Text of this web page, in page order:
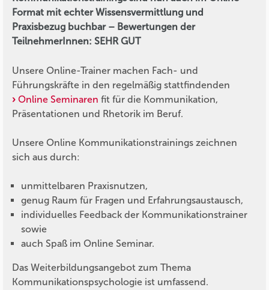
Format mit echter Wissensvermittlung und
Praxisbezug buchbar – Bewertungen der
TeilnehmerInnen: SEHR GUT
Unsere Online-Trainer machen Fach- und
Führungskräfte in den regelmäßig stattfindenden
Online Seminaren fit für die Kommunikation,
Präsentationen und Rhetorik im Beruf.
Unsere Online Kommunikationstrainings zeichnen
sich aus durch:
unmittelbaren Praxisnutzen,
genug Raum für Fragen und Erfahrungsaustausch,
individuelles Feedback der Kommunikationstrainer
sowie
auch Spaß im Online Seminar.
Das Weiterbildungsangebot zum Thema
Kommunikationspsychologie ist umfassend.